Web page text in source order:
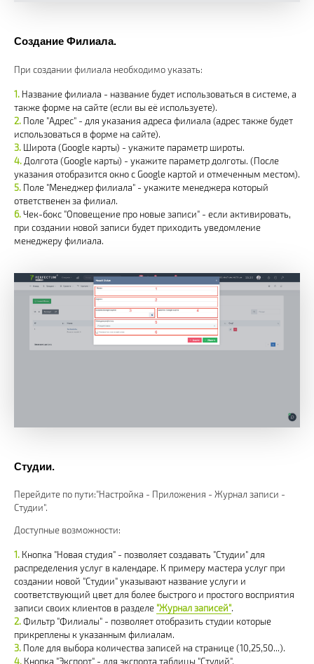
Создание Филиала.
При создании филиала необходимо указать:
Название филиала - название будет использоваться в системе, а
также форме на сайте (если вы её используете).
Поле "Адрес" - для указания адреса филиала (адрес также будет
использоваться в форме на сайте).
Широта (Google карты) - укажите параметр широты.
Долгота (Google карты) - укажите параметр долготы. (После
указания отобразится окно с Google картой и отмеченным местом).
Поле "Менеджер филиала" - укажите менеджера который
ответственен за филиал.
Чек-бокс "Оповещение про новые записи" - если активировать,
при создании новой записи будет приходить уведомление
менеджеру филиала.
Студии.
Перейдите по пути:"Настройка - Приложения - Журнал записи -
Студии".
Доступные возможности:
Кнопка "Новая студия" - позволяет создавать "Студии" для
распределения услуг в календаре. К примеру мастера услуг при
создании новой "Студии" указывают название услуги и
соответствующий цвет для более быстрого и простого восприятия
записи своих клиентов в разделе "Журнал записей".
Фильтр "Филиалы" - позволяет отобразить студии которые
прикреплены к указанным филиалам.
Поле для выбора количества записей на странице (10,25,50...).
Кнопка "Экспорт" - для экспорта таблицы "Студий".